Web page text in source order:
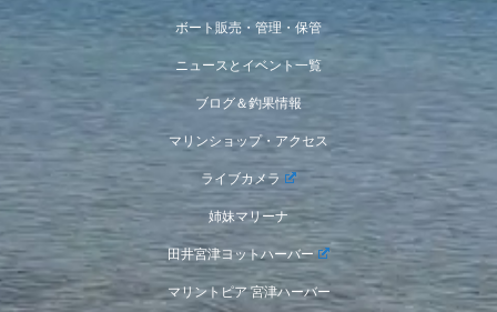
ボート販売・管理・保管
ニュースとイベント一覧
ブログ＆釣果情報
マリンショップ・アクセス
ライブカメラ
姉妹マリーナ
田井宮津ヨットハーバー
マリントピア 宮津ハーバー